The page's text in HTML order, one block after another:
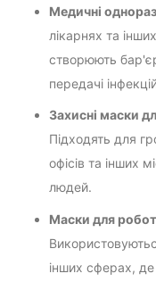
Медичні
лікарнях та
створюють
передачі
Захисні маски
Підходять для
офісів та інших
людей.
Маски для
інших сферах, де